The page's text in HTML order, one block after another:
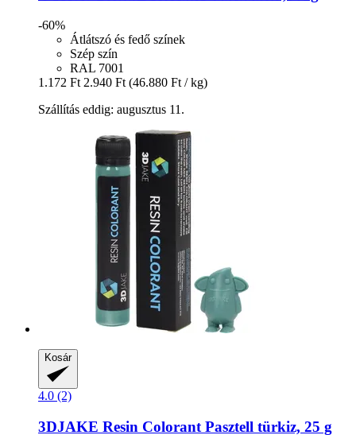
-60%
Átlátszó és fedő színek
Szép szín
RAL 7001
1.172 Ft 2.940 Ft (46.880 Ft / kg)
Szállítás eddig: augusztus 11.
Kosár
4.0 (2)
3DJAKE Resin Colorant Pasztell türkiz, 25 g